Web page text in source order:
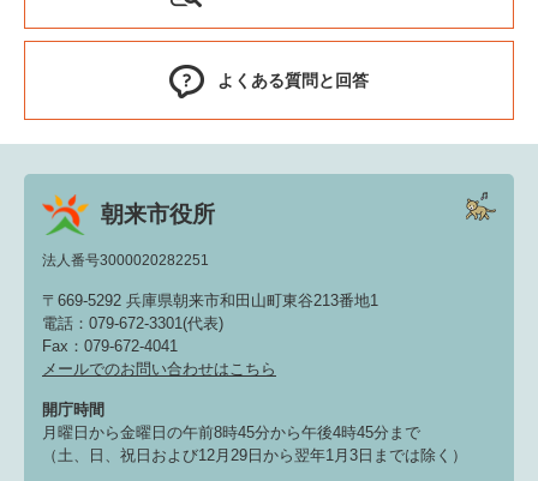
よくある質問と回答
朝来市役所
法人番号3000020282251
〒669-5292 兵庫県朝来市和田山町東谷213番地1
電話：079-672-3301(代表)
Fax：079-672-4041
メールでのお問い合わせはこちら
開庁時間
月曜日から金曜日の午前8時45分から午後4時45分まで
（土、日、祝日および12月29日から翌年1月3日までは除く）